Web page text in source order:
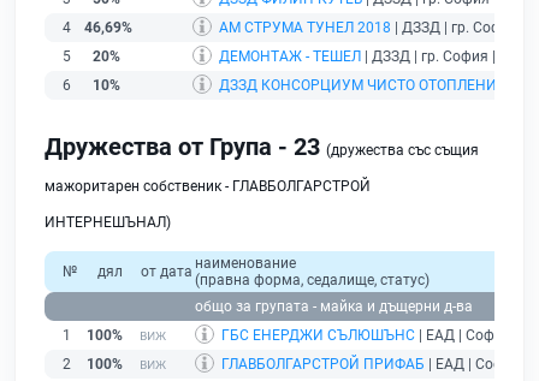
4
46,69% АМ СТРУМА ТУНЕЛ 2018 | ДЗЗД | гр. София |
5
20% ДЕМОНТАЖ - ТЕШЕЛ | ДЗЗД | гр. София |
6
10% ДЗЗД КОНСОРЦИУМ ЧИСТО ОТОПЛЕНИЕ -
Дружества от Група - 23 (дружества със същия
мажоритарен собственик - ГЛАВБОЛГАРСТРОЙ
ИНТЕРНЕШЪНАЛ)
№ дял от дата наименование
(правна форма, седалище, статус)
общо за групата - майка и дъщерни д-ва
1
100% ГБС ЕНЕРДЖИ СЪЛЮШЪНС | ЕАД | София |
2
100% ГЛАВБОЛГАРСТРОЙ ПРИФАБ | ЕАД | София |